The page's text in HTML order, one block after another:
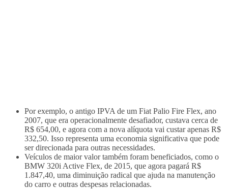
Por exemplo, o antigo IPVA de um Fiat Palio Fire Flex, ano
2007, que era operacionalmente desafiador, custava cerca de
R$ 654,00, e agora com a nova alíquota vai custar apenas R$
332,50. Isso representa uma economia significativa que pode
ser direcionada para outras necessidades.
Veículos de maior valor também foram beneficiados, como o
BMW 320i Active Flex, de 2015, que agora pagará R$
1.847,40, uma diminuição radical que ajuda na manutenção
do carro e outras despesas relacionadas.